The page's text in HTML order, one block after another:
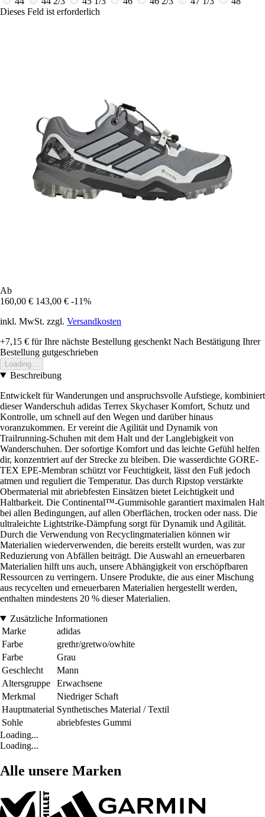
Dieses Feld ist erforderlich
Ab
160,00 € 143,00 € -11%
inkl. MwSt. zzgl. Versandkosten
+7,15 € für Ihre nächste Bestellung geschenkt Nach Bestätigung Ihrer
Bestellung gutgeschrieben
Loading...
Beschreibung
Entwickelt für Wanderungen und anspruchsvolle Aufstiege, kombiniert
dieser Wanderschuh adidas Terrex Skychaser Komfort, Schutz und
Kontrolle, um schnell auf den Wegen und darüber hinaus
voranzukommen. Er vereint die Agilität und Dynamik von
Trailrunning-Schuhen mit dem Halt und der Langlebigkeit von
Wanderschuhen. Der sofortige Komfort und das leichte Gefühl helfen
dir, konzentriert auf der Strecke zu bleiben. Die wasserdichte GORE-
TEX EPE-Membran schützt vor Feuchtigkeit, lässt den Fuß jedoch
atmen und reguliert die Temperatur. Das durch Ripstop verstärkte
Obermaterial mit abriebfesten Einsätzen bietet Leichtigkeit und
Haltbarkeit. Die Continental™-Gummisohle garantiert maximalen Halt
bei allen Bedingungen, auf allen Oberflächen, trocken oder nass. Die
ultraleichte Lightstrike-Dämpfung sorgt für Dynamik und Agilität.
Durch die Verwendung von Recyclingmaterialien können wir
Materialien wiederverwenden, die bereits erstellt wurden, was zur
Reduzierung von Abfällen beiträgt. Die Auswahl an erneuerbaren
Materialien hilft uns auch, unsere Abhängigkeit von erschöpfbaren
Ressourcen zu verringern. Unsere Produkte, die aus einer Mischung
aus recycelten und erneuerbaren Materialien hergestellt werden,
enthalten mindestens 20 % dieser Materialien.
Zusätzliche Informationen
Marke
adidas
Farbe
grethr/gretwo/owhite
Farbe
Grau
Geschlecht
Mann
Altersgruppe
Erwachsene
Merkmal
Niedriger Schaft
Hauptmaterial Synthetisches Material / Textil
Sohle
abriebfestes Gummi
Loading...
Loading...
Alle unsere Marken